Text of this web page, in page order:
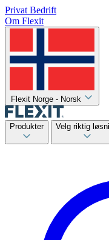
Privat Bedrift
Om Flexit
Flexit Norge - Norsk
Produkter Velg riktig